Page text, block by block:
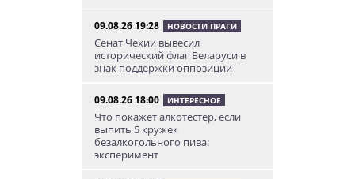
09.08.26 19:28 НОВОСТИ ПРАГИ
Сенат Чехии вывесил
исторический флаг Беларуси в
знак поддержки оппозиции
09.08.26 18:00 ИНТЕРЕСНОЕ
Что покажет алкотестер, если
выпить 5 кружек
безалкогольного пива:
эксперимент